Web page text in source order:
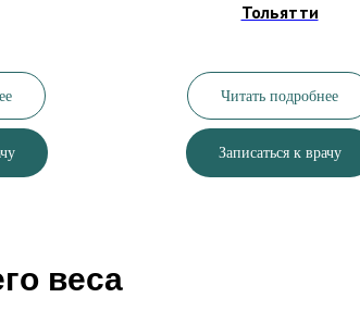
Тольятти
Читать подробнее
Записаться к врачу
веса